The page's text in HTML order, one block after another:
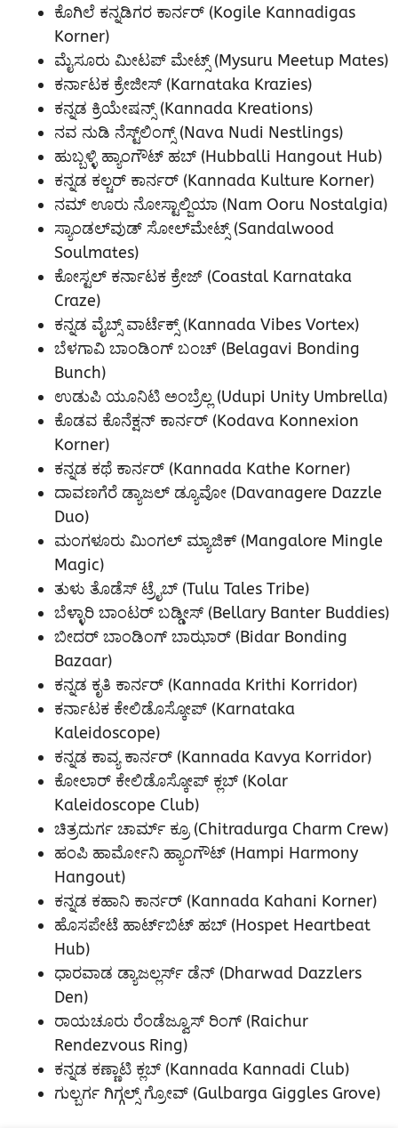
ಕೊಗಿಲೆ ಕನ್ನಡಿಗರ ಕಾರ್ನರ್ (Kogile Kannadigas
Korner)
ಮೈಸೂರು ಮೀಟಪ್ ಮೇಟ್ಸ್ (Mysuru Meetup Mates)
ಕರ್ನಾಟಕ ಕ್ರೇಜೀಸ್ (Karnataka Krazies)
ಕನ್ನಡ ಕ್ರಿಯೇಷನ್ಸ್ (Kannada Kreations)
ನವ ನುಡಿ ನೆಸ್ಟ್‌ಲಿಂಗ್ಸ್ (Nava Nudi Nestlings)
ಹುಬ್ಬಳ್ಳಿ ಹ್ಯಾಂಗೌಟ್ ಹಬ್ (Hubballi Hangout Hub)
ಕನ್ನಡ ಕಲ್ಚರ್ ಕಾರ್ನರ್ (Kannada Kulture Korner)
ನಮ್ ಊರು ನೋಸ್ಟಾಲ್ಜಿಯಾ (Nam Ooru Nostalgia)
ಸ್ಯಾಂಡಲ್‌ವುಡ್ ಸೋಲ್‌ಮೇಟ್ಸ್ (Sandalwood
Soulmates)
ಕೋಸ್ಟಲ್ ಕರ್ನಾಟಕ ಕ್ರೇಜ್ (Coastal Karnataka
Craze)
ಕನ್ನಡ ವೈಬ್ಸ್ ವಾರ್ಟೆಕ್ಸ್ (Kannada Vibes Vortex)
ಬೆಳಗಾವಿ ಬಾಂಡಿಂಗ್ ಬಂಚ್ (Belagavi Bonding
Bunch)
ಉಡುಪಿ ಯೂನಿಟಿ ಅಂಬ್ರೆಲ್ಲ (Udupi Unity Umbrella)
ಕೊಡವ ಕೊನೆಕ್ಷನ್ ಕಾರ್ನರ್ (Kodava Konnexion
Korner)
ಕನ್ನಡ ಕಥೆ ಕಾರ್ನರ್ (Kannada Kathe Korner)
ದಾವಣಗೆರೆ ಡ್ಯಾಜಲ್ ಡ್ಯೂವೋ (Davanagere Dazzle
Duo)
ಮಂಗಳೂರು ಮಿಂಗಲ್ ಮ್ಯಾಜಿಕ್ (Mangalore Mingle
Magic)
ತುಳು ತೊಡೆಸ್ ಟ್ರೈಬ್ (Tulu Tales Tribe)
ಬೆಳ್ಳಾರಿ ಬಾಂಟರ್ ಬಡ್ಡೀಸ್ (Bellary Banter Buddies)
ಬೀದರ್ ಬಾಂಡಿಂಗ್ ಬಾಝಾರ್ (Bidar Bonding
Bazaar)
ಕನ್ನಡ ಕೃತಿ ಕಾರ್ನರ್ (Kannada Krithi Korridor)
ಕರ್ನಾಟಕ ಕೇಲಿಡೊಸ್ಕೋಪ್ (Karnataka
Kaleidoscope)
ಕನ್ನಡ ಕಾವ್ಯ ಕಾರ್ನರ್ (Kannada Kavya Korridor)
ಕೋಲಾರ್ ಕೇಲಿಡೊಸ್ಕೋಪ್ ಕ್ಲಬ್ (Kolar
Kaleidoscope Club)
ಚಿತ್ರದುರ್ಗ ಚಾರ್ಮ್ ಕ್ರೂ (Chitradurga Charm Crew)
ಹಂಪಿ ಹಾರ್ಮೋನಿ ಹ್ಯಾಂಗೌಟ್ (Hampi Harmony
Hangout)
ಕನ್ನಡ ಕಹಾನಿ ಕಾರ್ನರ್ (Kannada Kahani Korner)
ಹೊಸಪೇಟೆ ಹಾರ್ಟ್‌ಬಿಟ್ ಹಬ್ (Hospet Heartbeat
Hub)
ಧಾರವಾಡ ಡ್ಯಾಜಲ್ಲರ್ಸ್ ಡೆನ್ (Dharwad Dazzlers
Den)
ರಾಯಚೂರು ರೆಂಡೆಜ್ವೂಸ್ ರಿಂಗ್ (Raichur
Rendezvous Ring)
ಕನ್ನಡ ಕಣ್ಣಾಟಿ ಕ್ಲಬ್ (Kannada Kannadi Club)
ಗುಲ್ಬರ್ಗ ಗಿಗ್ಗಲ್ಸ್ ಗ್ರೋವ್ (Gulbarga Giggles Grove)